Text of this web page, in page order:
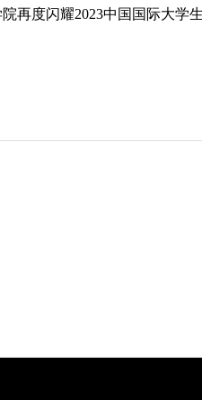
再度闪耀2023中国国际大学